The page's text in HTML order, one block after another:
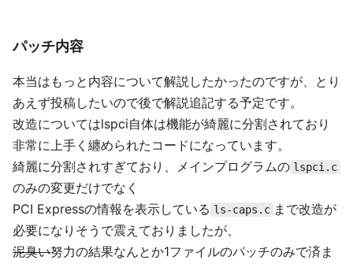
パッチ内容
本当はもっと内容について解説したかったのですが、とり
あえず投稿したいので後で解説追記する予定です。
改造についてはlspci自体は機能が綺麗に分割されており
非常に上手く纏められたコードになっています。
綺麗に分割されすぎており、メインプログラムの lspci.c
のみの変更だけでなく
PCI Expressの情報を表示している ls-caps.c まで改造が
必要になりそうで震えておりましたが、
泥臭い努力の結果なんとか1ファイルのパッチのみで済ま